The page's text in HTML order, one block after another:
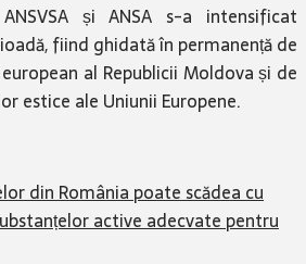
și ANSA s-a intensificat
fiind ghidată în permanență de
al Republicii Moldova și de
estice ale Uniunii Europene.
din România poate scădea cu
active adecvate pentru